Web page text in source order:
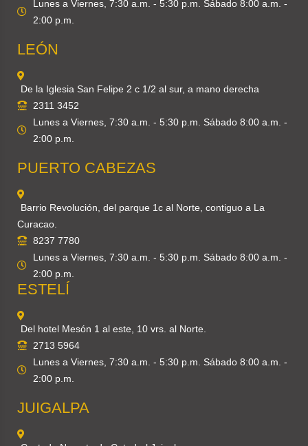
Lunes a Viernes, 7:30 a.m. - 5:30 p.m. Sábado 8:00 a.m. -
2:00 p.m.
LEÓN
De la Iglesia San Felipe 2 c 1/2 al sur, a mano derecha
2311 3452
Lunes a Viernes, 7:30 a.m. - 5:30 p.m. Sábado 8:00 a.m. -
2:00 p.m.
PUERTO CABEZAS
Barrio Revolución, del parque 1c al Norte, contiguo a La
Curacao.
8237 7780
Lunes a Viernes, 7:30 a.m. - 5:30 p.m. Sábado 8:00 a.m. -
2:00 p.m.
ESTELÍ
Del hotel Mesón 1 al este, 10 vrs. al Norte.
2713 5964
Lunes a Viernes, 7:30 a.m. - 5:30 p.m. Sábado 8:00 a.m. -
2:00 p.m.
JUIGALPA